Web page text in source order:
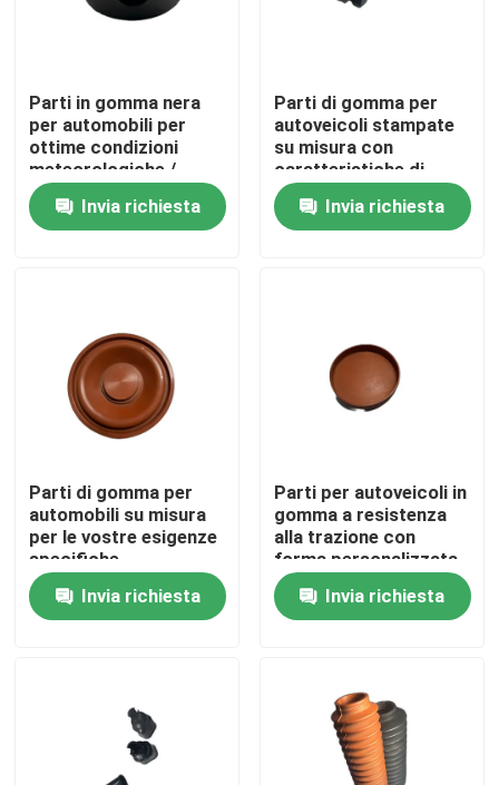
Casa
Prodotti
Fatory Tour
Controllo di qualità
Contattaci
Richiedere un preventivo
Guarnizione rotatoria
Guarnizione di galleggiamento
Parti in gomma nera
per automobili per
ottime condizioni
meteorologiche /
resistenza all'
invecchiamento
Invia richiesta
Parti di gomma per
autoveicoli stampate
su misura con
caratteristiche di
allungamento e
resistenza superiori
Invia richiesta
Parti di gomma per
automobili su misura
per le vostre esigenze
specifiche
Invia richiesta
Parti per autoveicoli in
gomma a resistenza
alla trazione con
forma personalizzata
Invia richiesta